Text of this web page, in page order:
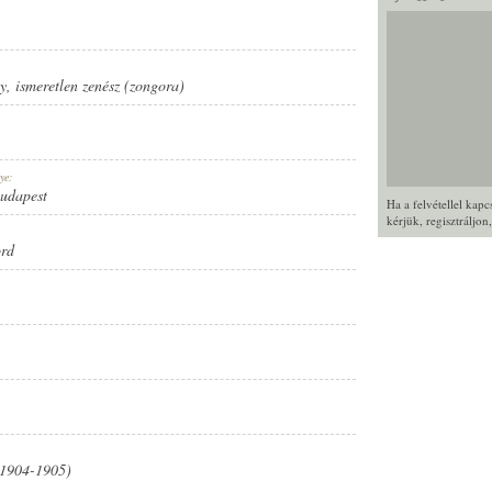
Ha a felvétellel
kérjük, regisztráljon
, ismeretlen zenész (zongora)
1905)